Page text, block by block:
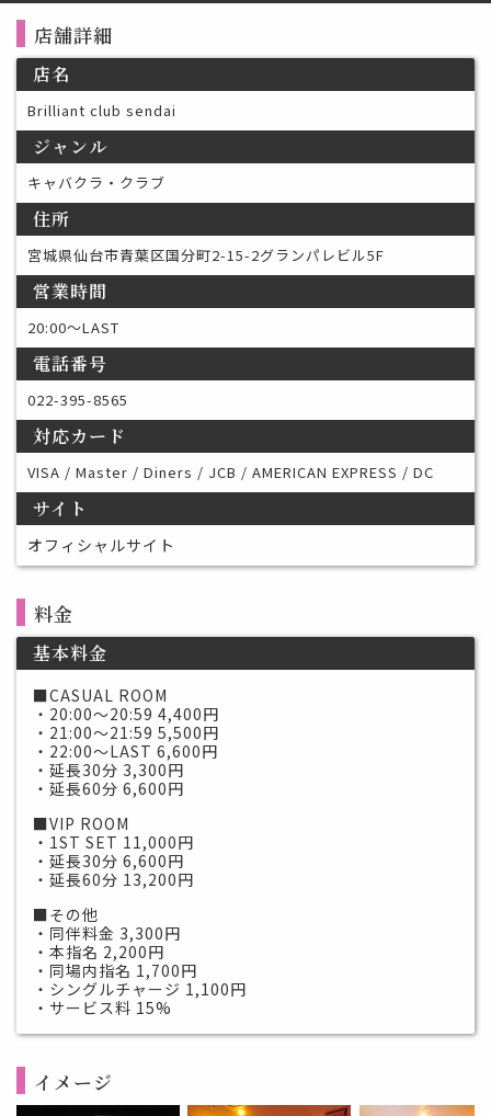
店舗詳細
店名
Brilliant club sendai
ジャンル
キャバクラ・クラブ
住所
宮城県仙台市青葉区国分町2-15-2グランパレビル5F
営業時間
20:00〜LAST
電話番号
022-395-8565
対応カード
VISA / Master / Diners / JCB / AMERICAN EXPRESS / DC
サイト
オフィシャルサイト
料金
基本料金
■CASUAL ROOM
・20:00～20:59 4,400円
・21:00～21:59 5,500円
・22:00～LAST 6,600円
・延長30分 3,300円
・延長60分 6,600円
■VIP ROOM
・1ST SET 11,000円
・延長30分 6,600円
・延長60分 13,200円
■その他
・同伴料金 3,300円
・本指名 2,200円
・同場内指名 1,700円
・シングルチャージ 1,100円
・サービス料 15%
イメージ